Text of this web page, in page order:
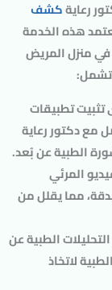
رعايةكشف
هذه الخدمة
في منزل المريض
تشمل:
تطبيقات
مع دكتور رعاية
الطبية عن بُعد.
المرئي
مما يقلل من
الطبية عن
لاتخاذ